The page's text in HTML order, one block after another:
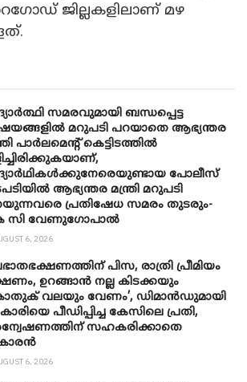
ജില്ലകളിലാണ് മഴ
സമരവുമായി ബന്ധപ്പെട്ട
മറുപടി പറയാതെ ആഭ്യന്തര
പാർലമെന്റ് കെട്ടിടത്തിൽ
പോലീസ്
ആഭ്യന്തര മന്ത്രി മറുപടി
പ്രതിഷേധ സമരം തുടരും-
സി വേണു​ഗോപാൽ
6, 2026
പിസ, രാത്രി പ്രീമിയം
ഉറങ്ങാന്‍ നല്ല കിടക്കയും
വലയും വേണം’, ഡിമാന്‍ഡുമായി
കാരിയെ പീഡിപ്പിച്ച കേസിലെ പ്രതി,
സഹകരിക്കാതെ
6, 2026